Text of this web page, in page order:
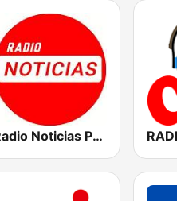
Radio Noticias Perú